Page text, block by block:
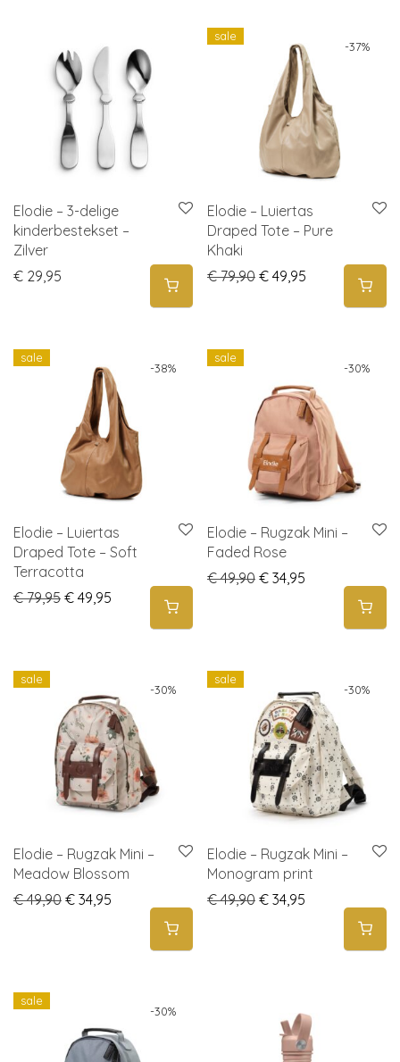
Elodie – 3-delige
kinderbestekset –
Zilver
€ 29,95
-37%
sale
Elodie – Luiertas
Draped Tote – Pure
Khaki
€79,90 Original price was: €
€ 49,95 Current price
-38%
sale
Elodie – Luiertas
Draped Tote – Soft
Terracotta
€79,95 Original price was: € 79,95.
€ 49,95 Current price is: € 49,95.
-30%
sale
Elodie – Rugzak Mini –
Faded Rose
€49,90 Original price was: €
€ 34,95
-30%
sale
Elodie – Rugzak Mini –
Meadow Blossom
€49,90 Original price was: € 49,90.
€ 34,95 Current price is: € 34,95.
-30%
sale
Elodie – Rugzak Mini –
Monogram print
€49,90 Original price was: €
€ 34,95
-30%
sale